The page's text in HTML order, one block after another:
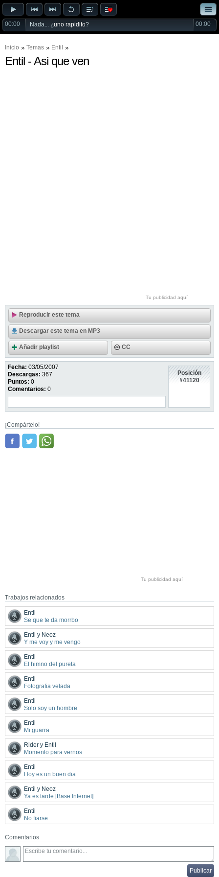
00:00 Nada... ¿uno rapidito? 00:00
Inicio Temas Entil
Entil - Asi que ven
Tu publicidad aquí
Reproducir este tema
Descargar este tema en MP3
Añadir playlist CC
Fecha: 03/05/2007
Descargas: 367
Puntos: 0
Comentarios: 0
Posición
#41120
¡Compártelo!
Tu publicidad aquí
Trabajos relacionados
Entil
Se que te da morrbo
Entil y Neoz
Y me voy y me vengo
Entil
El himno del pureta
Entil
Fotografia velada
Entil
Solo soy un hombre
Entil
Mi guarra
Rider y Entil
Momento para vernos
Entil
Hoy es un buen dia
Entil y Neoz
Ya es tarde [Base Internet]
Entil
No fiarse
Comentarios